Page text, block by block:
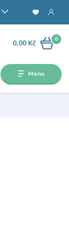
Menu
0
0,00 Kč